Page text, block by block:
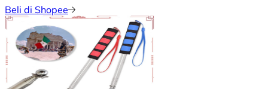
Beli di Shopee